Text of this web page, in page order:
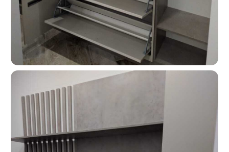
«Мебель-Королей» —
производим мебель
на заказ с 2005 года
О КОМПАНИИ